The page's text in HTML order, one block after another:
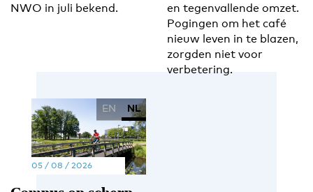
NWO in juli bekend.
en tegenvallende omzet.
Pogingen om het café
nieuw leven in te blazen,
zorgden niet voor
verbetering.
EN NL
05 / 08 / 2026